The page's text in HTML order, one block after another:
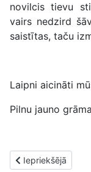
novilcis tievu
vairs nedzird
saistītas, taču
Laipni aicināti
Pilnu jauno
Iepriekšējais
Iepriekšējā